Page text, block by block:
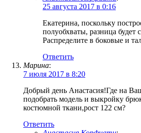
25 августа 2017 в 0:16
Екатерина, поскольку
полуобхваты, разница будет
Распределите в боковые и
Ответить
Марина:
7 июля 2017 в 8:20
Добрый день Анастасия!Где на
подобрать модель и выкройку
костюмной ткани,рост 122 см?
Ответить